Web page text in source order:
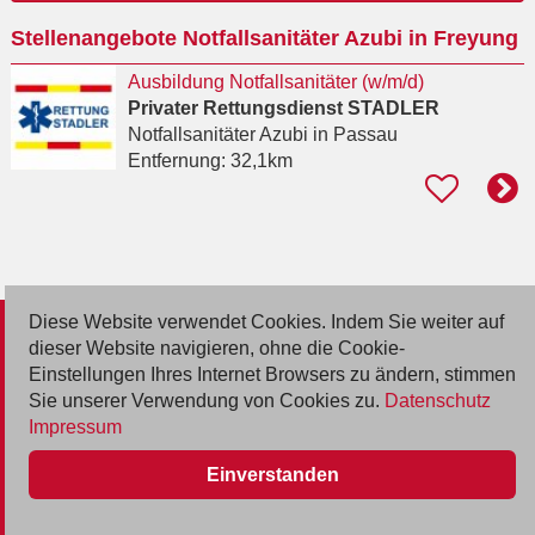
eingeben
Stellenangebote Notfallsanitäter Azubi in Freyung
Ausbildung Notfallsanitäter (w/m/d)
Privater Rettungsdienst STADLER
Notfallsanitäter Azubi in Passau
Entfernung: 32,1km
© 2026 Deutsche Jobmarkt GmbH
Inserieren
Kontakt
AGB
Diese Website verwendet Cookies. Indem Sie weiter auf
dieser Website navigieren, ohne die Cookie-
Einstellungen Ihres Internet Browsers zu ändern, stimmen
Sie unserer Verwendung von Cookies zu. Datenschutz
Impressum
Einverstanden